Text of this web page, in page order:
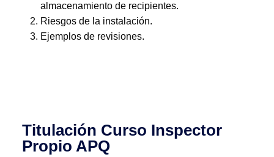
almacenamiento de recipientes.
Riesgos de la instalación.
Ejemplos de revisiones.
Titulación Curso Inspector
Propio APQ